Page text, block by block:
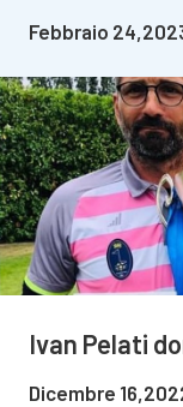
Febbraio
Ivan Pelati
Dicembre